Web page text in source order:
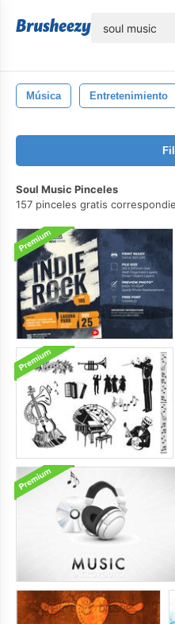
Música Entretenimiento
Soul Music Pinceles
157 pinceles gratis